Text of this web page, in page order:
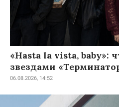
«Hasta la vista, baby»:
звездами
06.08.2026, 14:52